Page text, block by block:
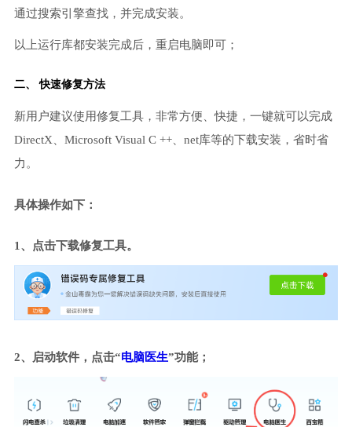
通过搜索引擎查找，并完成安装。
以上运行库都安装完成后，重启电脑即可；
二、 快速修复方法
新用户建议使用修复工具，非常方便、快捷，一键就可以完成
DirectX、Microsoft Visual C ++、net库等的下载安装，省时省
力。
具体操作如下：
1、点击下载修复工具。
2、启动软件，点击“电脑医生”功能；